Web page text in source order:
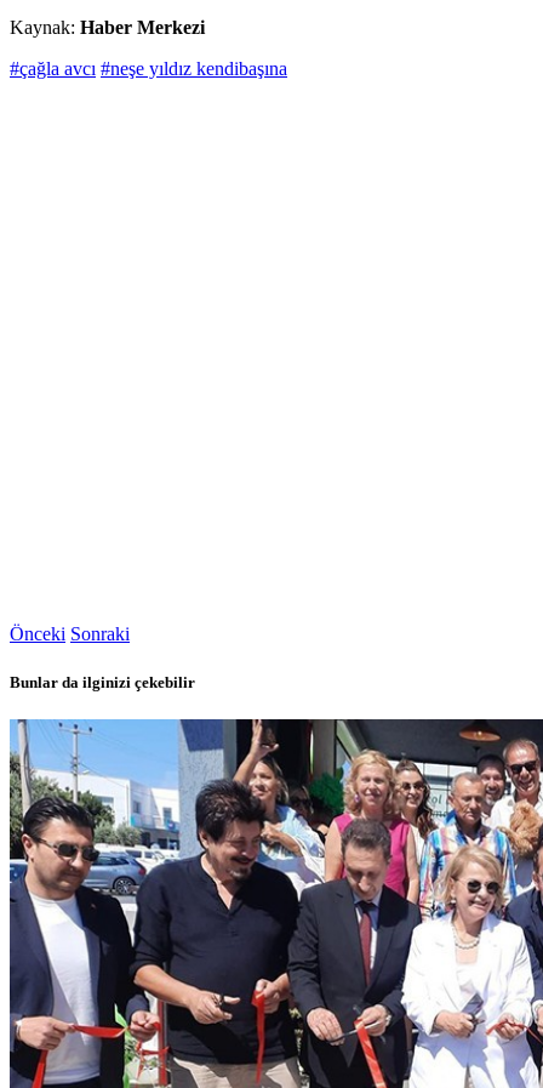
Kaynak: Haber Merkezi
#çağla avcı #neşe yıldız kendibaşına
Önceki Sonraki
Bunlar da ilginizi çekebilir